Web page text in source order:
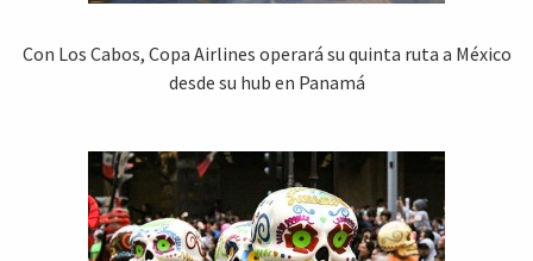
Con Los Cabos, Copa Airlines operará su quinta ruta a México
desde su hub en Panamá